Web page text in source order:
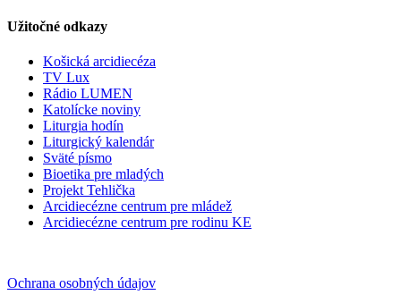
Užitočné odkazy
Košická arcidiecéza
TV Lux
Rádio LUMEN
Katolícke noviny
Liturgia hodín
Liturgický kalendár
Sväté písmo
Bioetika pre mladých
Projekt Tehlička
Arcidiecézne centrum pre mládež
Arcidiecézne centrum pre rodinu KE
Ochrana osobných údajov